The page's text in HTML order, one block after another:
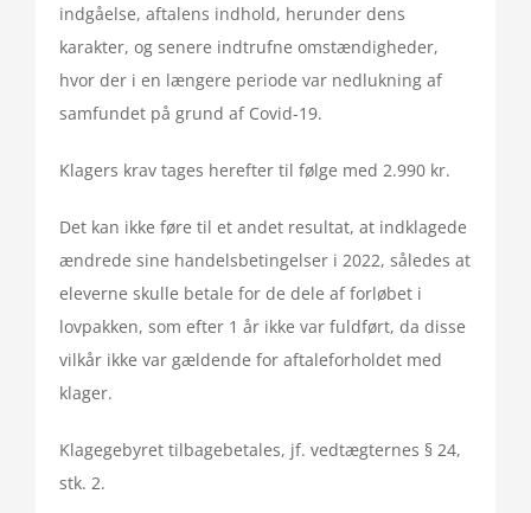
indgåelse, aftalens indhold, herunder dens
karakter, og senere indtrufne omstændigheder,
hvor der i en længere periode var nedlukning af
samfundet på grund af Covid-19.
Klagers krav tages herefter til følge med 2.990 kr.
Det kan ikke føre til et andet resultat, at indklagede
ændrede sine handelsbetingelser i 2022, således at
eleverne skulle betale for de dele af forløbet i
lovpakken, som efter 1 år ikke var fuldført, da disse
vilkår ikke var gældende for aftaleforholdet med
klager.
Klagegebyret tilbagebetales, jf. vedtægternes § 24,
stk. 2.